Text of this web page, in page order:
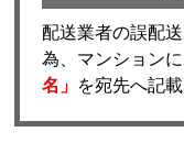
配送業者の誤配
為、マンション
名」 を宛先へ記